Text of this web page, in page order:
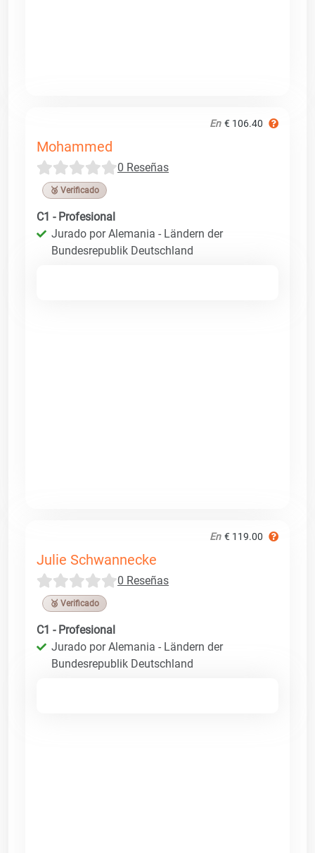
En € 106.40
Mohammed
0 Reseñas
🥉 Verificado
C1 - Profesional
Jurado por Alemania - Ländern der
Bundesrepublik Deutschland
En € 119.00
Julie Schwannecke
0 Reseñas
🥉 Verificado
C1 - Profesional
Jurado por Alemania - Ländern der
Bundesrepublik Deutschland